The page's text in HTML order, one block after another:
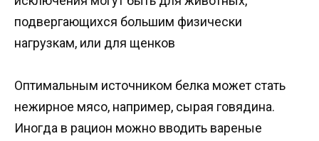
подвергающихся большим физически
нагрузкам, или для щенков
Оптимальным источником белка может стать
нежирное мясо, например, сырая говядина.
Иногда в рацион можно вводить вареные